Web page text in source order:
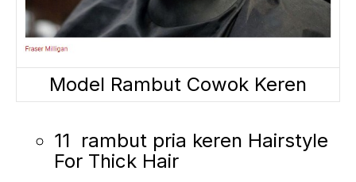
Model Rambut Cowok Keren
11 rambut pria keren Hairstyle
For Thick Hair